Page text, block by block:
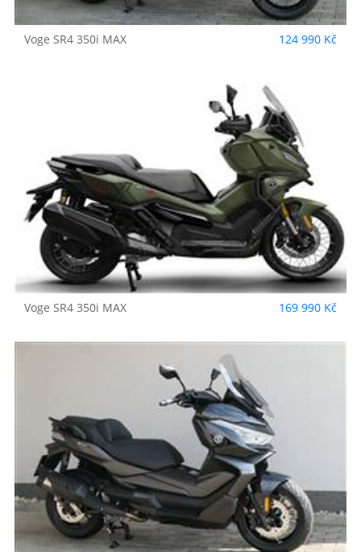
Voge SR4 350i MAX 124 990 Kč
Voge SR4 350i MAX 169 990 Kč